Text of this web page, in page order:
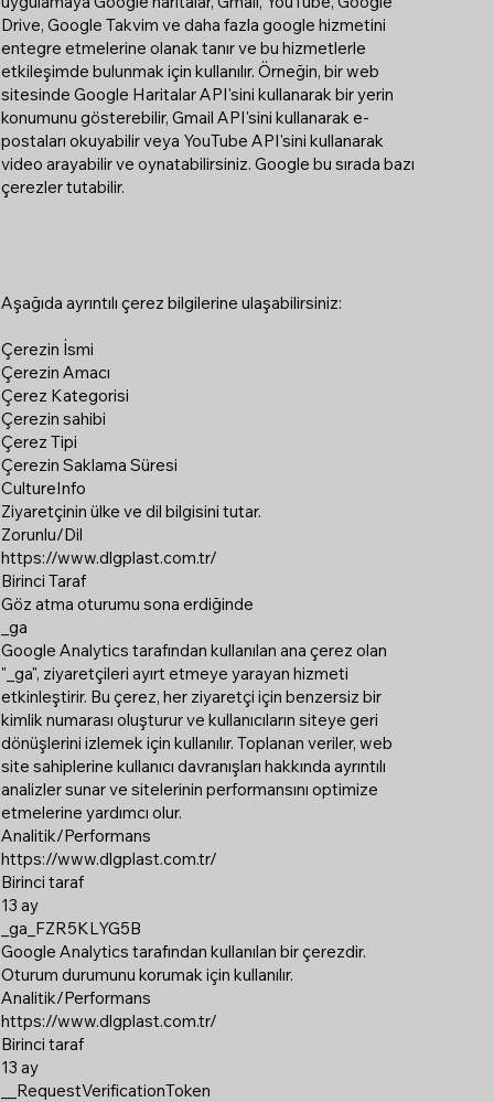
Drive, Google Takvim ve daha fazla google hizmetini
entegre etmelerine olanak tanır ve bu hizmetlerle
etkileşimde bulunmak için kullanılır. Örneğin, bir web
sitesinde Google Haritalar API'sini kullanarak bir yerin
konumunu gösterebilir, Gmail API'sini kullanarak e-
postaları okuyabilir veya YouTube API'sini kullanarak
video arayabilir ve oynatabilirsiniz. Google bu sırada bazı
çerezler tutabilir.
Aşağıda ayrıntılı çerez bilgilerine ulaşabilirsiniz:
Çerezin İsmi
Çerezin Amacı
Çerez Kategorisi
Çerezin sahibi
Çerez Tipi
Çerezin Saklama Süresi
CultureInfo
Ziyaretçinin ülke ve dil bilgisini tutar.
Zorunlu/Dil
https://www.dlgplast.com.tr/
Birinci Taraf
Göz atma oturumu sona erdiğinde
_ga
Google Analytics tarafından kullanılan ana çerez olan
"_ga", ziyaretçileri ayırt etmeye yarayan hizmeti
etkinleştirir. Bu çerez, her ziyaretçi için benzersiz bir
kimlik numarası oluşturur ve kullanıcıların siteye geri
dönüşlerini izlemek için kullanılır. Toplanan veriler, web
site sahiplerine kullanıcı davranışları hakkında ayrıntılı
analizler sunar ve sitelerinin performansını optimize
etmelerine yardımcı olur.
Analitik/Performans
https://www.dlgplast.com.tr/
Birinci taraf
13 ay
_ga_FZR5KLYG5B
Google Analytics tarafından kullanılan bir çerezdir.
Oturum durumunu korumak için kullanılır.
Analitik/Performans
https://www.dlgplast.com.tr/
Birinci taraf
13 ay
__RequestVerificationToken